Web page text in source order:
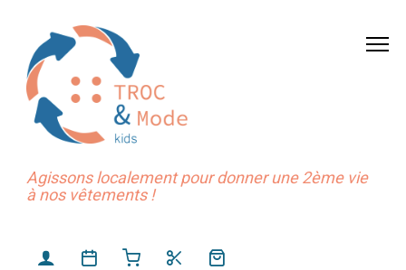
Agissons localement pour donner une 2ème vie
à nos vêtements !